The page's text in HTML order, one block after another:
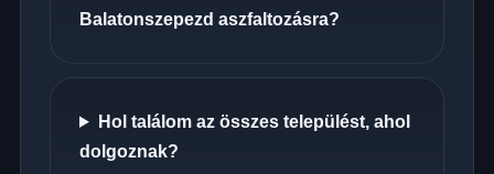
Balatonszepezd aszfaltozásra?
Hol találom az összes települést, ahol
dolgoznak?